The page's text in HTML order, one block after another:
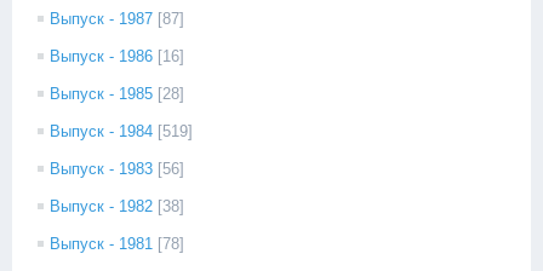
Выпуск - 1987 [87]
Выпуск - 1986 [16]
Выпуск - 1985 [28]
Выпуск - 1984 [519]
Выпуск - 1983 [56]
Выпуск - 1982 [38]
Выпуск - 1981 [78]